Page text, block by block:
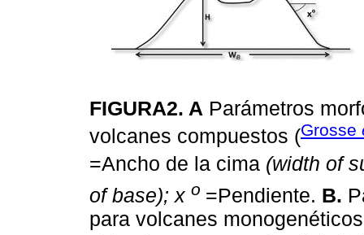
FIGURA2. A Parámetros
volcanes compuestos (Grosse
=Ancho de la cima (width of
of base); x o =Pendiente. B.
para volcanes